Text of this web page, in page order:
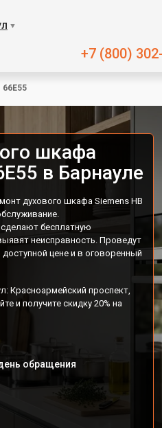
▼
+7 (800)
66E55
шкафа
в Барнауле
духового шкафа Siemens HB
бесплатную
неисправность. Проведут
цене и в оговоренный
Красноармейский проспект,
и получите скидку 20% на
обращения